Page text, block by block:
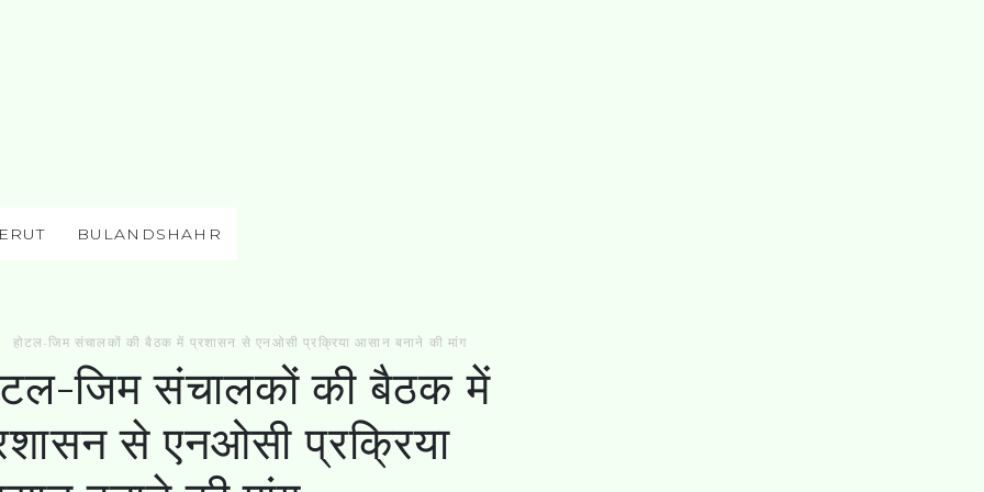
BULANDSHAHR
होटल-जिम संचालकों की बैठक में प्रशासन से एनओसी प्रक्रिया आसान बनाने की मांग
जिम संचालकों की बैठक में
से एनओसी प्रक्रिया